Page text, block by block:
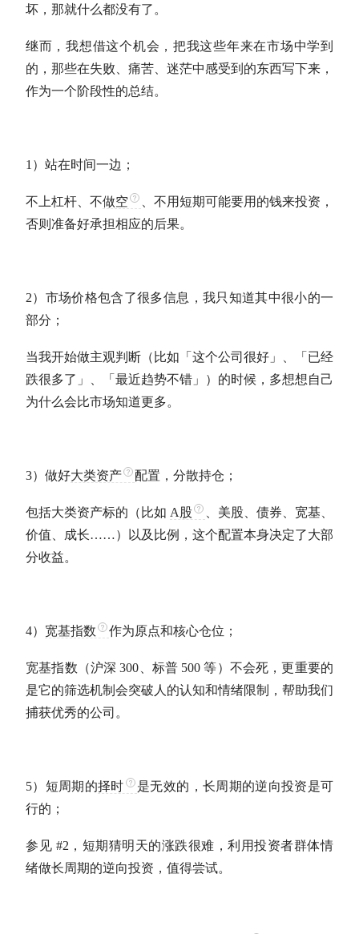
坏，那就什么都没有了。
继而，我想借这个机会，把我这些年来在市场中学到
的，那些在失败、痛苦、迷茫中感受到的东西写下来，
作为一个阶段性的总结。
1）站在时间一边；
不上杠杆、不做空
、不用短期可能要用的钱来投资，
否则准备好承担相应的后果。
2）市场价格包含了很多信息，我只知道其中很小的一
部分；
当我开始做主观判断（比如「这个公司很好」、「已经
跌很多了」、「最近趋势不错」）的时候，多想想自己
为什么会比市场知道更多。
3）做好大类资产 配置，分散持仓；
包括大类资产标的（比如 A股
、美股、债券、宽基、
价值、成长……）以及比例，这个配置本身决定了大部
分收益。
4） 宽基指数 作为原点和核心仓位 ；
宽基指数 （沪深 300、标普 500 等）不会死，更重要的
是它的筛选机制会突破人的认知和情绪限制，帮助我们
捕获优秀的公司。
5）短周期的择时
是无效的，长周期的逆向投资是可
行的；
参见 #2，短期猜明天的涨跌很难，利用投资者群体情
绪做长周期的逆向投资，值得尝试。